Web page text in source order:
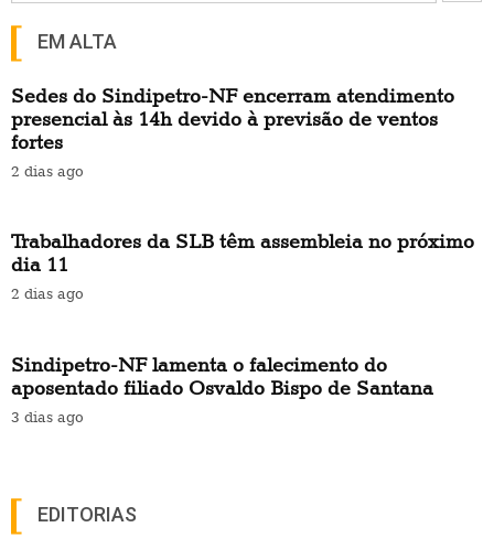
EM ALTA
Sedes do Sindipetro-NF encerram atendimento
presencial às 14h devido à previsão de ventos
fortes
2 dias ago
Trabalhadores da SLB têm assembleia no próximo
dia 11
2 dias ago
Sindipetro-NF lamenta o falecimento do
aposentado filiado Osvaldo Bispo de Santana
3 dias ago
EDITORIAS